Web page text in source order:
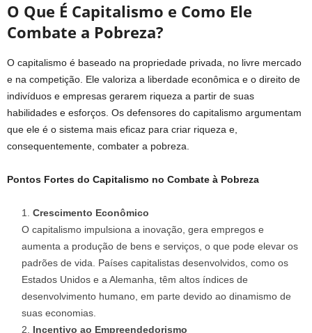
O Que É Capitalismo e Como Ele
Combate a Pobreza?
O capitalismo é baseado na propriedade privada, no livre mercado
e na competição. Ele valoriza a liberdade econômica e o direito de
indivíduos e empresas gerarem riqueza a partir de suas
habilidades e esforços. Os defensores do capitalismo argumentam
que ele é o sistema mais eficaz para criar riqueza e,
consequentemente, combater a pobreza.
Pontos Fortes do Capitalismo no Combate à Pobreza
Crescimento Econômico
O capitalismo impulsiona a inovação, gera empregos e
aumenta a produção de bens e serviços, o que pode elevar os
padrões de vida. Países capitalistas desenvolvidos, como os
Estados Unidos e a Alemanha, têm altos índices de
desenvolvimento humano, em parte devido ao dinamismo de
suas economias.
Incentivo ao Empreendedorismo